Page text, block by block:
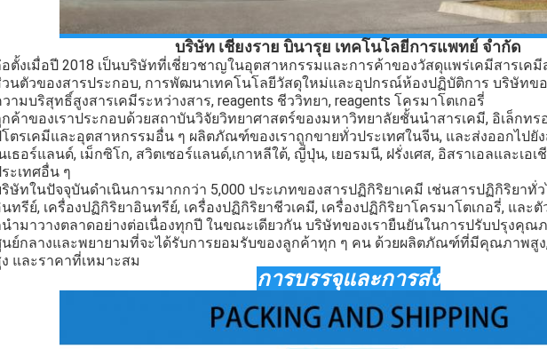
บริษัท เชียงราย บินารุย เทคโนโลยีการแพทย์ จํากัด
ตั้งเมื่อปี 2018 เป็นบริษัทที่เชี่ยวชาญในอุตสาหกรรมและการค้าของวัสดุแพร่เคมีสารเคมี
นตัวของสารประกอบ, การพัฒนาเทคโนโลยีวัสดุใหม่และอุปกรณ์ห้องปฏิบัติการ บริษัทขอ
ามบริสุทธิ์สูงสารเคมีระหว่างสาร, reagents ชีววิทยา, reagents โครมาโตเกอรี่
ค้าของเราประกอบด้วยสถาบันวิจัยวิทยาศาสตร์ของมหาวิทยาลัยชั้นนําสารเคมี, อิเล็กทร
ตรเคมีและอุตสาหกรรมอื่น ๆ ผลิตภัณฑ์ของเราถูกขายทั่วประเทศในจีน, และส่งออกไปยัง
เธอร์แลนด์, เม็กซิโก, สวิตเซอร์แลนด์,เกาหลีใต้, ญี่ปุ่น, เยอรมนี, ฝรั่งเศส, อิสราเอลและเอ
ะเทศอื่น ๆ
ษัทในปัจจุบันดําเนินการมากกว่า 5,000 ประเภทของสารปฏิกิริยาเคมี เช่นสารปฏิกิริยาทั่ว
ทรีย์, เครื่องปฏิกิริยาอินทรีย์, เครื่องปฏิกิริยาชีวเคมี, เครื่องปฏิกิริยาโครมาโตเกอรี่, แล
ามาวางตลาดอย่างต่อเนื่องทุกปี ในขณะเดียวกัน บริษัทของเรายืนยันในการปรับปรุงคุ
ย์กลางและพยายามที่จะได้รับการยอมรับของลูกค้าทุก ๆ คน ด้วยผลิตภัณฑ์ที่มีคุณภาพสู
และราคาที่เหมาะสม
การบรรจุและการส่ง